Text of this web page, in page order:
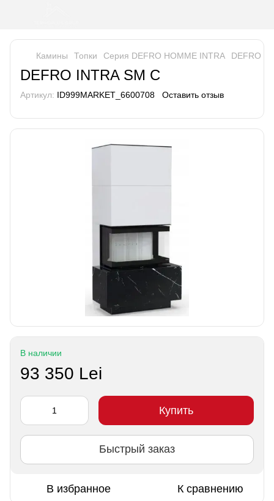
Камины Топки Серия DEFRO HOMME INTRA DEFRO
DEFRO INTRA SM C
Артикул: ID999MARKET_6600708 Оставить отзыв
В наличии
93 350 Lei
Купить
Быстрый заказ
В избранное К сравнению